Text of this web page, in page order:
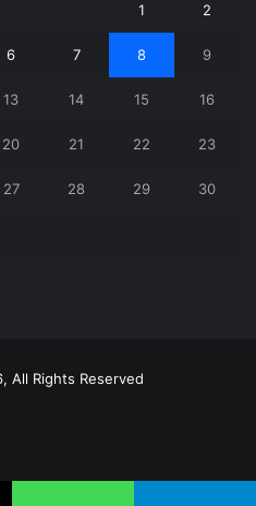
1 2
6 7 8 9
13 14 15 16
20 21 22 23
27 28 29 30
All Rights Reserved